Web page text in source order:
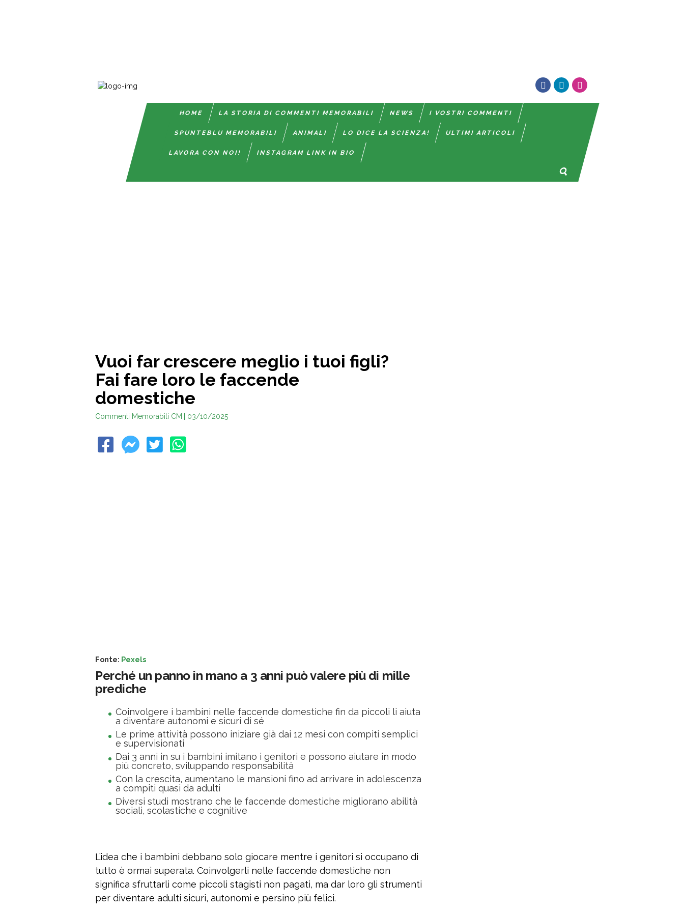
HOME LA STORIA DI COMMENTI MEMORABILI NEWS I VOSTRI COMMENTI
SPUNTEBLU MEMORABILI ANIMALI LO DICE LA SCIENZA! ULTIMI ARTICOLI
LAVORA CON NOI! INSTAGRAM LINK IN BIO
Vuoi far crescere meglio i tuoi figli?
Fai fare loro le faccende
domestiche
Commenti Memorabili CM | 03/10/2025
Fonte: Pexels
Perché un panno in mano a 3 anni può valere più di mille
prediche
Coinvolgere i bambini nelle faccende domestiche fin da piccoli li aiuta
a diventare autonomi e sicuri di sé
Le prime attività possono iniziare già dai 12 mesi con compiti semplici
e supervisionati
Dai 3 anni in su i bambini imitano i genitori e possono aiutare in modo
più concreto, sviluppando responsabilità
Con la crescita, aumentano le mansioni fino ad arrivare in adolescenza
a compiti quasi da adulti
Diversi studi mostrano che le faccende domestiche migliorano abilità
sociali, scolastiche e cognitive
L’idea che i bambini debbano solo giocare mentre i genitori si occupano di
tutto è ormai superata. Coinvolgerli nelle faccende domestiche non
significa sfruttarli come piccoli stagisti non pagati, ma dar loro gli strumenti
per diventare adulti sicuri, autonomi e persino più felici.